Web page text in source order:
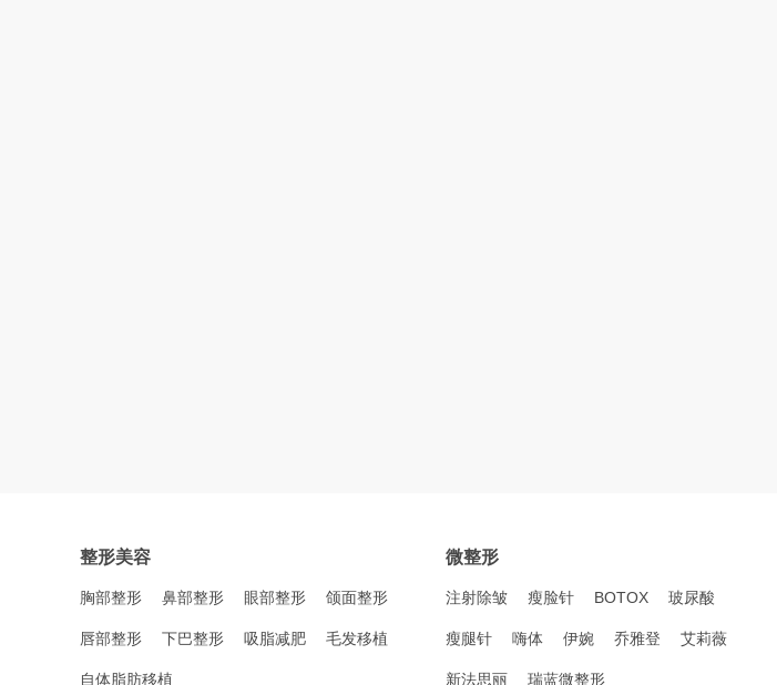
整形美容
胸部整形 鼻部整形 眼部整形 颌面整形
唇部整形 下巴整形 吸脂减肥 毛发移植
自体脂肪移植
微整形
注射除皱 瘦脸针 BOTOX 玻尿酸
瘦腿针 嗨体 伊婉 乔雅登 艾莉薇
新法思丽 瑞蓝微整形